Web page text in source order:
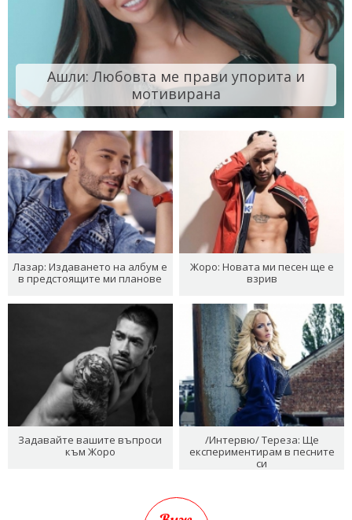
Ашли: Любовта ме прави упорита и
мотивирана
Лазар: Издаването на албум е
в предстоящите ми планове
Жоро: Новата ми песен ще е
взрив
Задавайте вашите въпроси
към Жоро
/Интервю/ Тереза: Ще
експериментирам в песните
си